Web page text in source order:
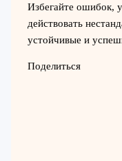
Избегайте ошибок,
действовать
устойчивые и
Поделиться